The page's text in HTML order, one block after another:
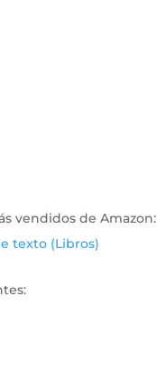
vendidos de Amazon:
texto (Libros)